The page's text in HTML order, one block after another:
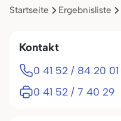
Startseite Ergebnisliste
Kontakt
0 41 52 / 84 20 01
0 41 52 / 7 40 29